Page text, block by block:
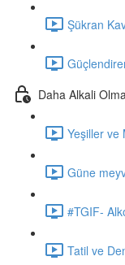
Şükran
Daha Alkali
Yeşiller ve
Güne
#TGIF-
Tatil ve